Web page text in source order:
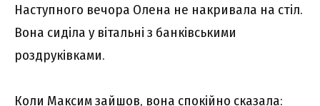
Наступного вечора Олена не накривала на стіл.
Вона сиділа у вітальні з банківськими
роздруківками.
Коли Максим зайшов, вона спокійно сказала: